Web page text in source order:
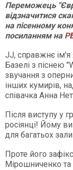
Переможець
відзначитися
на пісенному
посиланням на
JJ, справжнє ім'я
Базелі з піснею
звучання з
інших кумирів,
співачка Анна
Після виступу у
росіянці! Йому
для багатьох
Проте його
Мірошниченко та